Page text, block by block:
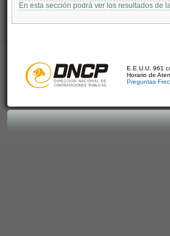
En esta sección podrá ver los resultados de
E.E.U.U. 961
Horario de
Preguntas